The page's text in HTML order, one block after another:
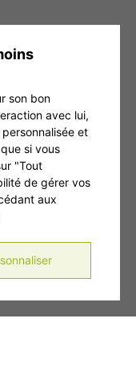
son bon
avec lui,
et
si vous
"Tout
de gérer vos
aux